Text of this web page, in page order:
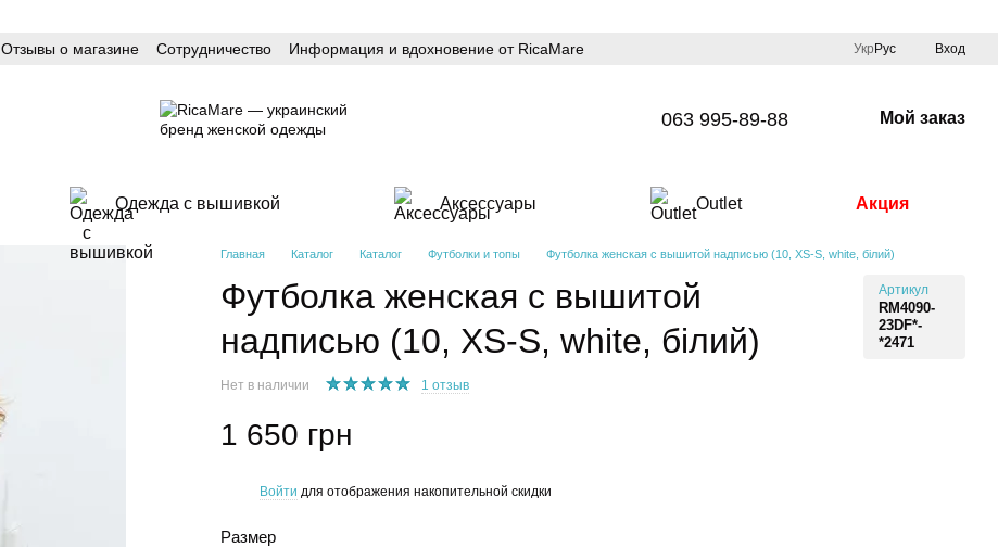
Отзывы о магазине Сотрудничество Информация и вдохновение от RicaMare Укр Рус Вход
063 995-89-88 Мой заказ
Одежда с вышивкой Аксессуары Outlet Акция
Главная Каталог Каталог Футболки и топы Футболка женская с вышитой надписью (10, XS-S, white, білий)
Футболка женская с вышитой
надписью (10, XS-S, white, білий)
Артикул
RM4090-
23DF*-
*2471
Нет в наличии 1 отзыв
1 650 грн
Войти для отображения накопительной скидки
Размер